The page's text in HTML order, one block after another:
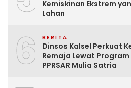
Kemiskinan Ekstrem
Lahan
6 BERITA
Dinsos Kalsel Perkuat
Remaja Lewat
PPRSAR Mulia Satria